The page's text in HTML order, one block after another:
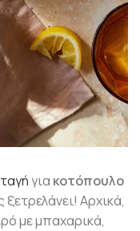
για κοτόπουλο
Αρχικά,
με μπαχαρικά,